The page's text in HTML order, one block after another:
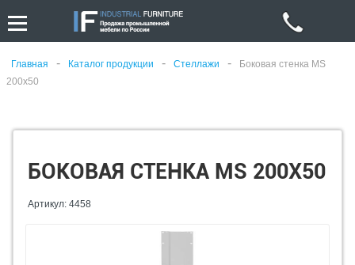
Главная - Каталог продукции - Стеллажи -
Боковая стенка MS
200х50
БОКОВАЯ СТЕНКА MS 200Х50
Артикул: 4458